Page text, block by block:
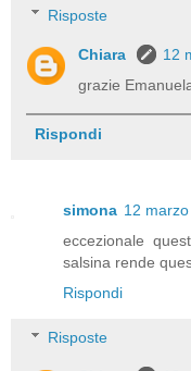
Risposte
Chiara
12
grazie
Rispondi
simona 12
eccezionale
salsina rende
Rispondi
Risposte